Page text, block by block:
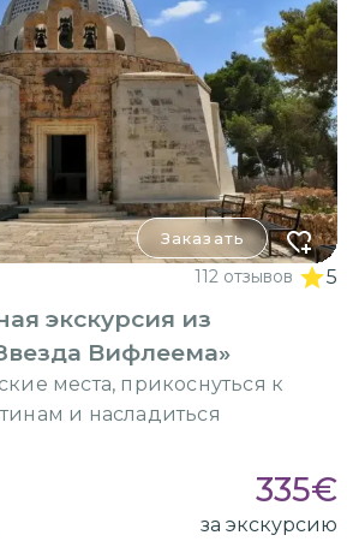
Заказать
112 отзывов 5
экскурсия из
Вифлеема»
места, прикоснуться к
и насладиться
335€
за экскурсию